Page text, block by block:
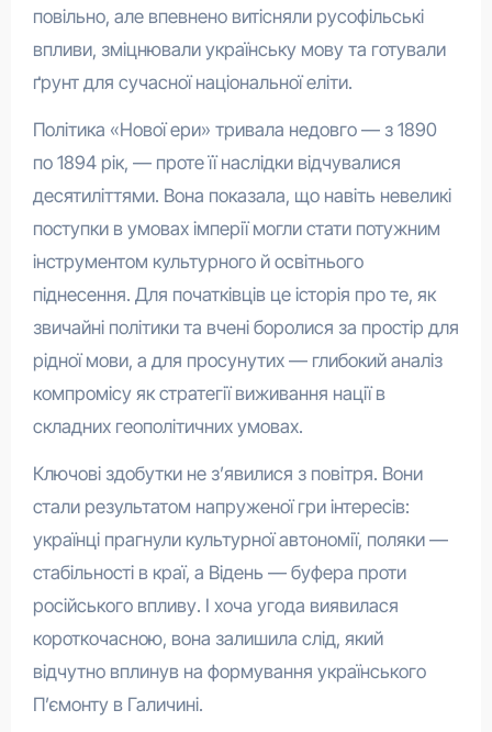
повільно, але впевнено витісняли русофільські
впливи, зміцнювали українську мову та готували
ґрунт для сучасної національної еліти.
Політика «Нової ери» тривала недовго — з 1890
по 1894 рік, — проте її наслідки відчувалися
десятиліттями. Вона показала, що навіть невеликі
поступки в умовах імперії могли стати потужним
інструментом культурного й освітнього
піднесення. Для початківців це історія про те, як
звичайні політики та вчені боролися за простір для
рідної мови, а для просунутих — глибокий аналіз
компромісу як стратегії виживання нації в
складних геополітичних умовах.
Ключові здобутки не з’явилися з повітря. Вони
стали результатом напруженої гри інтересів:
українці прагнули культурної автономії, поляки —
стабільності в краї, а Відень — буфера проти
російського впливу. І хоча угода виявилася
короткочасною, вона залишила слід, який
відчутно вплинув на формування українського
П’ємонту в Галичині.